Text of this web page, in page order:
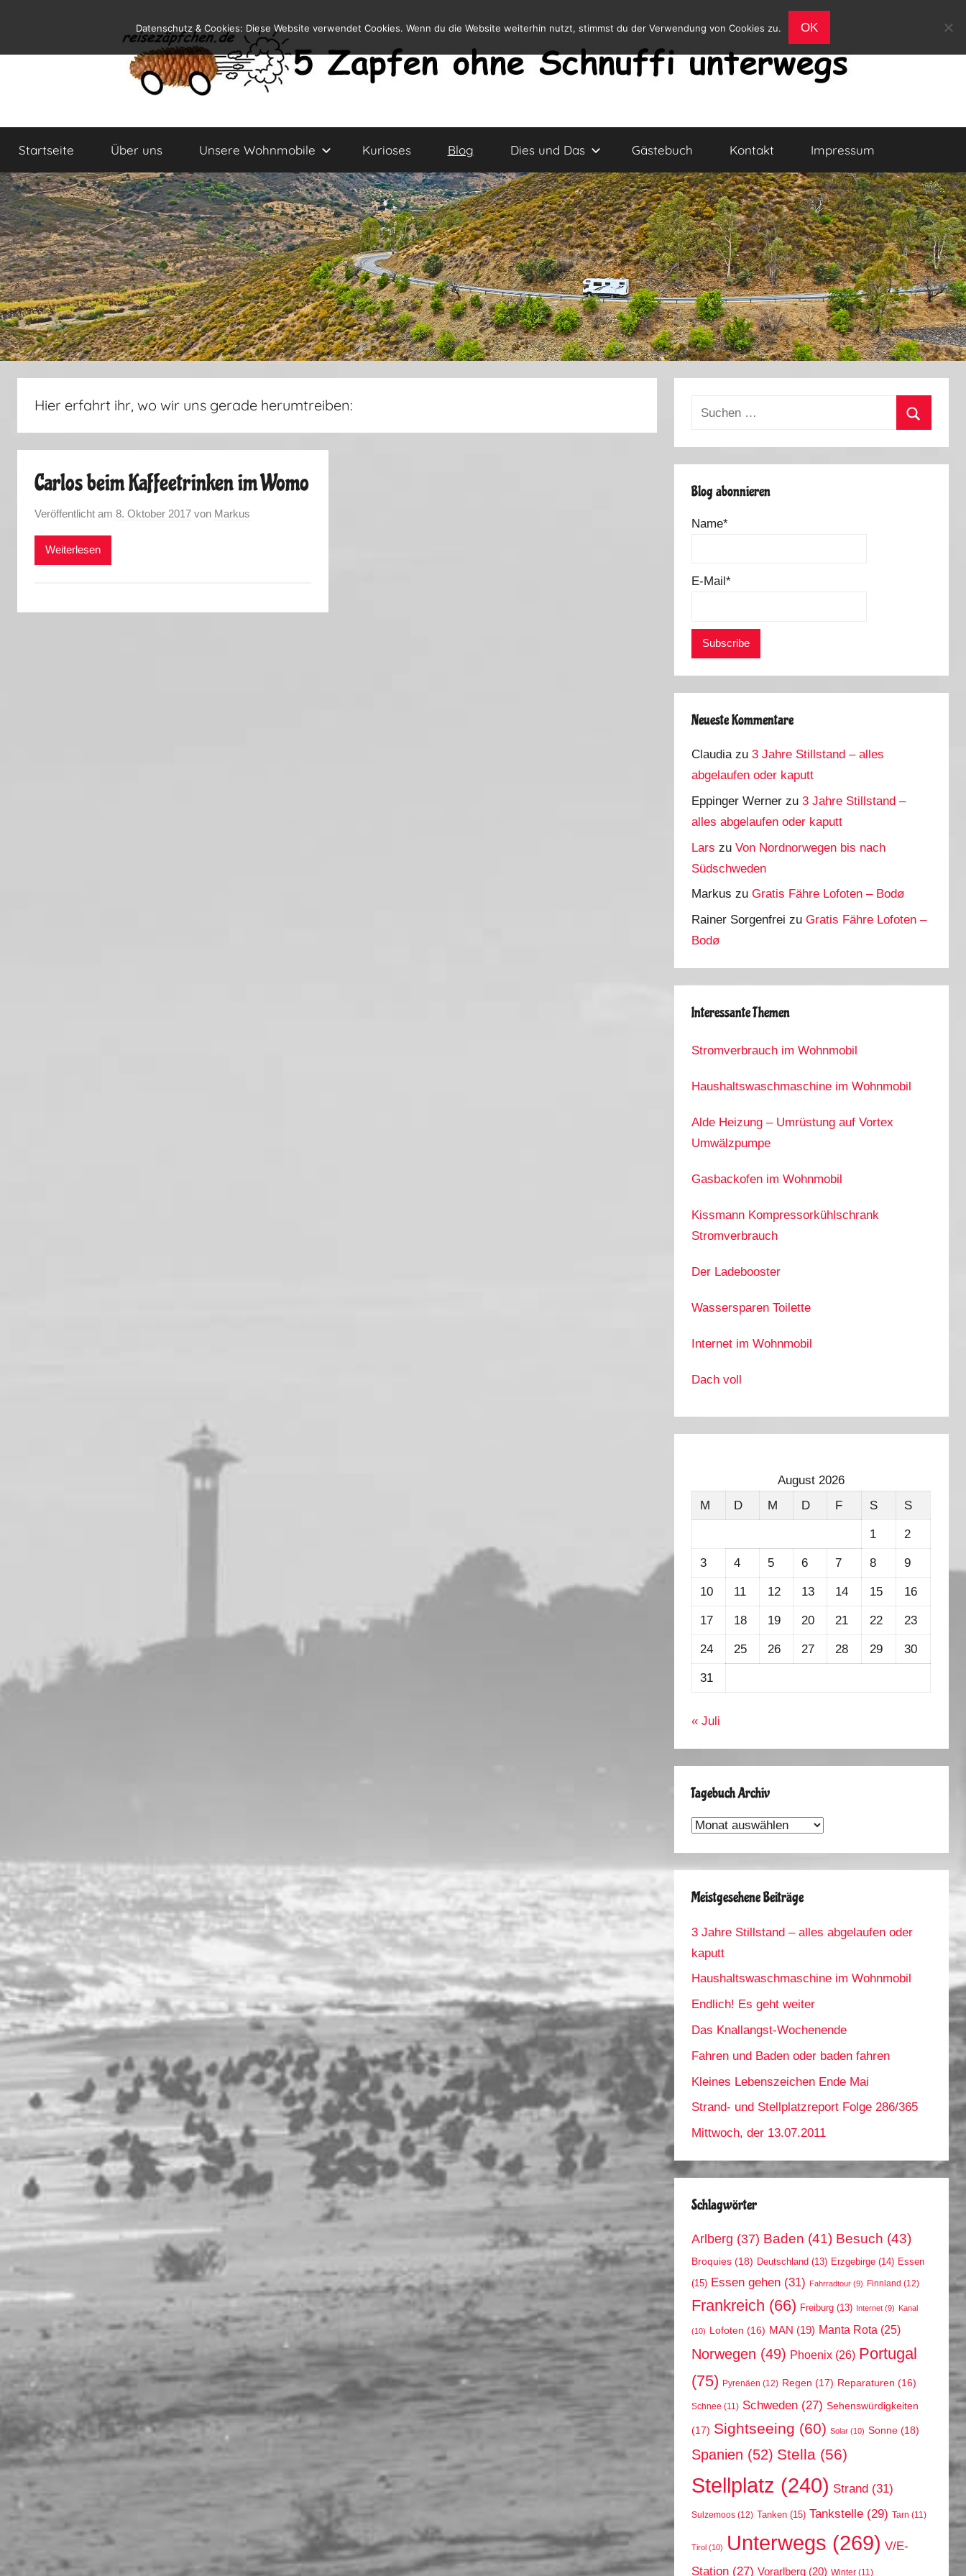
springen
Reiseblog
und
Leben
Wohnmobil
Startseite Über uns Unsere Wohnmobile Kurioses Blog Dies und Das Gästebuch Kontakt Impressum
Hier erfahrt ihr, wo wir uns gerade herumtreiben:
Carlos beim Kaffeetrinken im Womo
Veröffentlicht am 8. Oktober 2017 von Markus
Weiterlesen
Suchen
Blog abonnieren
Name*
E-Mail*
Neueste Kommentare
Claudiazu3 Jahre Stillstand – alles
abgelaufen oder kaputt
Eppinger Werner zu3 Jahre Stillstand –
alles abgelaufen oder kaputt
Lars zuVon Nordnorwegen bis nach
Südschweden
Markus zuGratis Fähre Lofoten – Bodø
Rainer Sorgenfrei zuGratis Fähre Lofoten –
Bodø
Interessante Themen
Stromverbrauch im Wohnmobil
Haushaltswaschmaschine im Wohnmobil
Alde Heizung – Umrüstung auf Vortex
Umwälzpumpe
Gasbackofen im Wohnmobil
Kissmann Kompressorkühlschrank
Stromverbrauch
Der Ladebooster
Wassersparen Toilette
Internet im Wohnmobil
Dach voll
August 2026
M
D M D F S S
1 2
3 4 5 6 7 8 9
10 11 12 13 14 15 16
17 18 19 20 21 22 23
24 25 26 27 28 29 30
31
« Juli
Tagebuch Archiv
Tagebuch
Meistgesehene Beiträge
3 Jahre Stillstand – alles abgelaufen oder
kaputt
Haushaltswaschmaschine im Wohnmobil
Endlich! Es geht weiter
Das Knallangst-Wochenende
Fahren und Baden oder baden fahren
Kleines Lebenszeichen Ende Mai
Strand- und Stellplatzreport Folge 286/365
Mittwoch, der 13.07.2011
Schlagwörter
Arlberg (37) Baden (41) Besuch (43)
Broquies (18) Deutschland (13) Erzgebirge (14) Essen
(15) Essen gehen (31) Fahrradtour (9) Finnland (12)
Frankreich (66) Freiburg (13) Internet (9) Kanal
(10) Lofoten (16) MAN (19) Manta Rota (25)
Norwegen (49) Phoenix (26) Portugal
(75) Pyrenäen (12) Regen (17) Reparaturen (16)
Schnee (11) Schweden (27) Sehenswürdigkeiten
(17) Sightseeing (60) Solar (10) Sonne (18)
Spanien (52) Stella (56)
Stellplatz (240) Strand (31)
Sulzemoos (12) Tanken (15) Tankstelle (29) Tarn (11)
Tirol (10) Unterwegs (269) V/E-
Station (27) Vorarlberg (20) Winter (11)
Datenschutz & Cookies: Diese Website verwendet Cookies. Wenn du die Website weiterhin nutzt, stimmst du der Verwendung von Cookies zu. OK